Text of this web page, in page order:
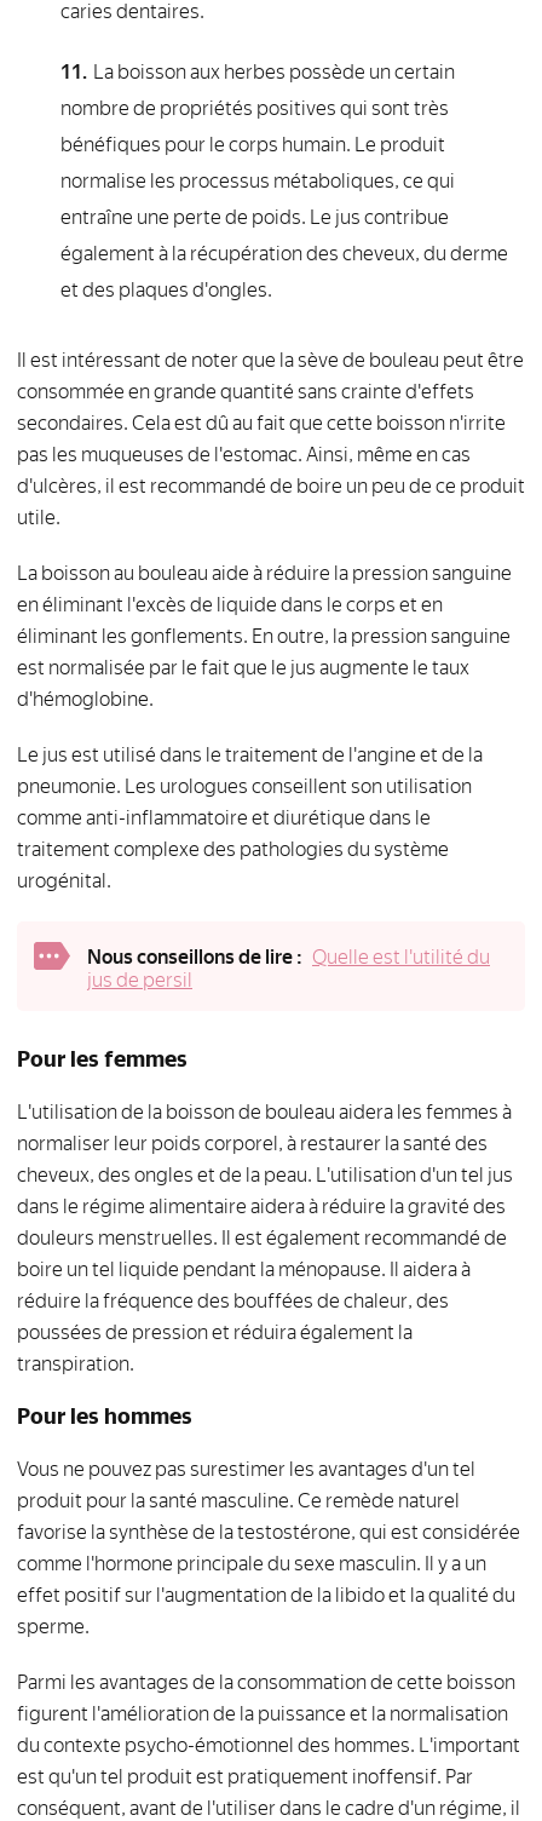
caries dentaires.
La boisson aux herbes possède un certain
nombre de propriétés positives qui sont très
bénéfiques pour le corps humain. Le produit
normalise les processus métaboliques, ce qui
entraîne une perte de poids. Le jus contribue
également à la récupération des cheveux, du derme
et des plaques d'ongles.
Il est intéressant de noter que la sève de bouleau peut être
consommée en grande quantité sans crainte d'effets
secondaires. Cela est dû au fait que cette boisson n'irrite
pas les muqueuses de l'estomac. Ainsi, même en cas
d'ulcères, il est recommandé de boire un peu de ce produit
utile.
La boisson au bouleau aide à réduire la pression sanguine
en éliminant l'excès de liquide dans le corps et en
éliminant les gonflements. En outre, la pression sanguine
est normalisée par le fait que le jus augmente le taux
d'hémoglobine.
Le jus est utilisé dans le traitement de l'angine et de la
pneumonie. Les urologues conseillent son utilisation
comme anti-inflammatoire et diurétique dans le
traitement complexe des pathologies du système
urogénital.
Nous conseillons de lire : Quelle est l'utilité du
jus de persil
Pour les femmes
L'utilisation de la boisson de bouleau aidera les femmes à
normaliser leur poids corporel, à restaurer la santé des
cheveux, des ongles et de la peau. L'utilisation d'un tel jus
dans le régime alimentaire aidera à réduire la gravité des
douleurs menstruelles. Il est également recommandé de
boire un tel liquide pendant la ménopause. Il aidera à
réduire la fréquence des bouffées de chaleur, des
poussées de pression et réduira également la
transpiration.
Pour les hommes
Vous ne pouvez pas surestimer les avantages d'un tel
produit pour la santé masculine. Ce remède naturel
favorise la synthèse de la testostérone, qui est considérée
comme l'hormone principale du sexe masculin. Il y a un
effet positif sur l'augmentation de la libido et la qualité du
sperme.
Parmi les avantages de la consommation de cette boisson
figurent l'amélioration de la puissance et la normalisation
du contexte psycho-émotionnel des hommes. L'important
est qu'un tel produit est pratiquement inoffensif. Par
conséquent, avant de l'utiliser dans le cadre d'un régime, il